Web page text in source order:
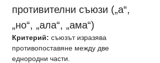
противителни съюзи („а“,
„но“, „ала“, „ама“)
Критерий: съюзът изразява
противопоставяне между две
еднородни части.